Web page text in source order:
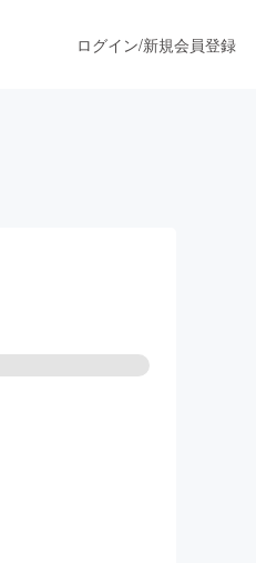
ログイン/新規会員登録